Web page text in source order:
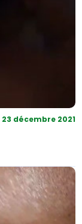
23 décembre 2021